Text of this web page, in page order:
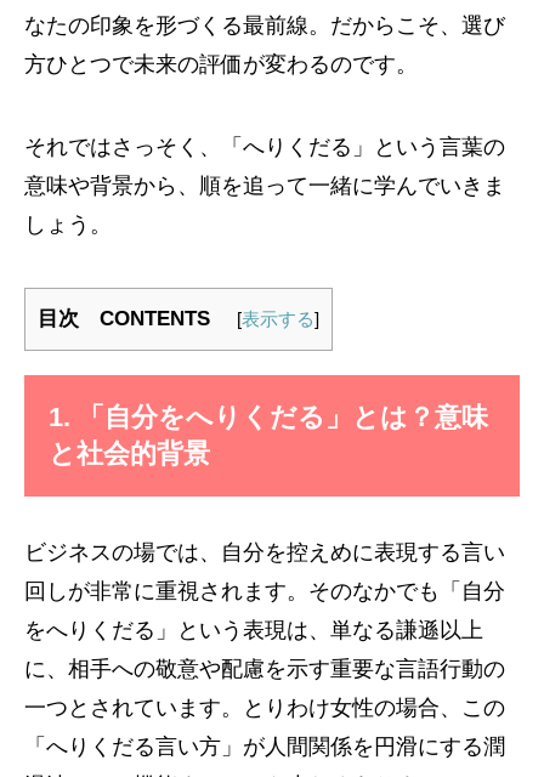
なたの印象を形づくる最前線。だからこそ、選び
方ひとつで未来の評価が変わるのです。
それではさっそく、「へりくだる」という言葉の
意味や背景から、順を追って一緒に学んでいきま
しょう。
目次 CONTENTS [表示する]
1. 「自分をへりくだる」とは？意味
と社会的背景
ビジネスの場では、自分を控えめに表現する言い
回しが非常に重視されます。そのなかでも「自分
をへりくだる」という表現は、単なる謙遜以上
に、相手への敬意や配慮を示す重要な言語行動の
一つとされています。とりわけ女性の場合、この
「へりくだる言い方」が人間関係を円滑にする潤